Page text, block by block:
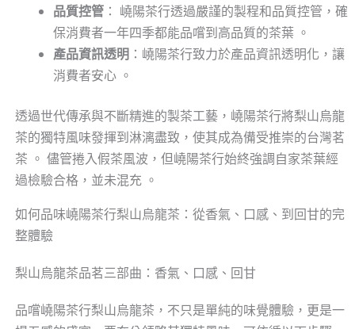
品質控管： 嶢陽茶行透過嚴謹的製程和品質控管，確
保消費者一年四季都能品嚐到高品質的茶葉 。
產品資訊透明 ：嶢陽茶行致力於產品資訊透明化，讓
消費者安心 。
透過世代傳承與不斷精進的製茶工藝，嶢陽茶行將梨山烏龍
茶的獨特風味發揮到淋漓盡致，使其成為備受推崇的台灣茗
茶 。 儘管捲入假茶風波，但嶢陽茶行始終強調自家茶葉經
過檢驗合格，並未混充 。
如何品味嶢陽茶行梨山烏龍茶：從香氣、口感、到回甘的完
整體驗
梨山烏龍茶品茗三部曲：香氣、口感、回甘
品嚐嶢陽茶行梨山烏龍茶，不只是單純的味覺體驗，更是一